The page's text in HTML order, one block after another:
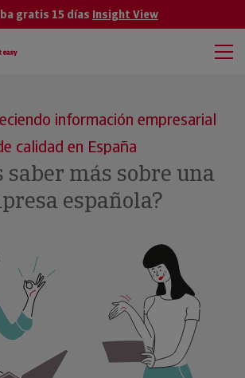
gratis 15 días Insight View
información empresarial
calidad en España
saber más sobre una
española?